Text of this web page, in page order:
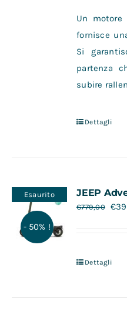
Un motore
fornisce
Si
partenza
subire
Dettagli
Esaurito
- 50% !
JEEP
€779,00 €
Dettagli